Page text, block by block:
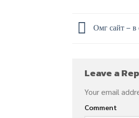
Омг сайт – в
Leave a
Your email
Comment